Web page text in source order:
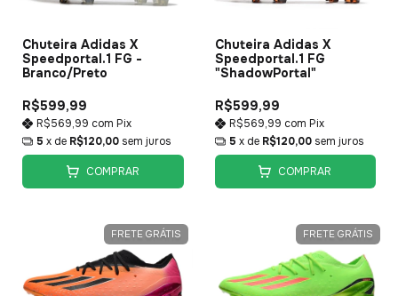
Chuteira Adidas X
Speedportal.1 FG -
Branco/Preto
R$599,99
R$569,99 com Pix
5 x de R$120,00 sem juros
COMPRAR
Chuteira Adidas X
Speedportal.1 FG
"ShadowPortal"
R$599,99
R$569,99 com Pix
5 x de R$120,00 sem juros
COMPRAR
FRETE GRÁTIS FRETE GRÁTIS